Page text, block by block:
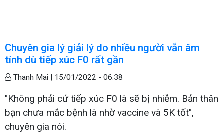
Chuyên gia lý giải lý do nhiều người vẫn âm
tính dù tiếp xúc F0 rất gần
Thanh Mai | 15/01/2022 - 06:38
"Không phải cứ tiếp xúc F0 là sẽ bị nhiễm. Bản thân
bạn chưa mắc bệnh là nhờ vaccine và 5K tốt",
chuyên gia nói.